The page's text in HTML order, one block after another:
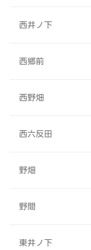
西井ノ下
西郷前
西野畑
西六反田
野畑
野間
東井ノ下